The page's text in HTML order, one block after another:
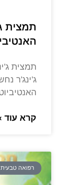
תמצית
תמצית
ג'ינג'ר
קרא עוד
רפואה טבעית